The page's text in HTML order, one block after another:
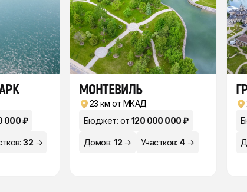
000 ₽
32 →
МОНТЕВИЛЬ
23 км от МКАД
Бюджет: от 120 000 000 ₽
Домов:12→ Участков: 4→